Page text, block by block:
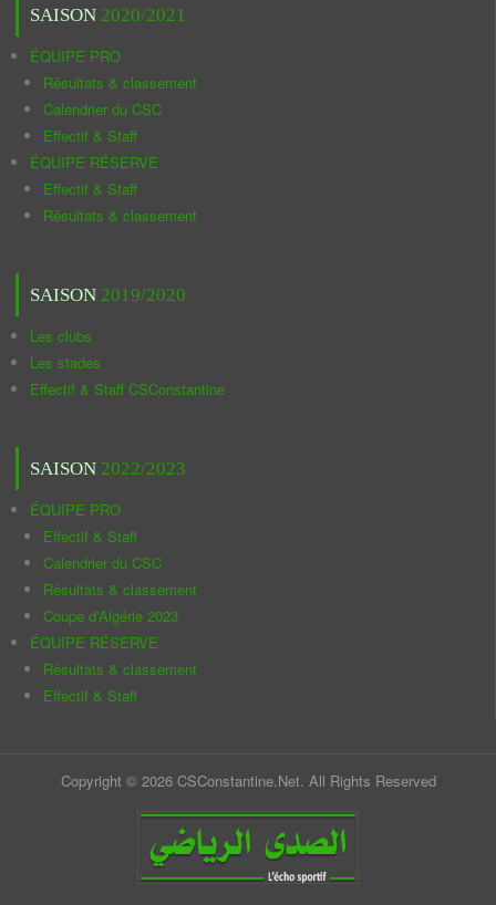
SAISON 2020/2021
ÉQUIPE PRO
Résultats & classement
Calendrier du CSC
Effectif & Staff
ÉQUIPE RÉSERVE
Effectif & Staff
Résultats & classement
SAISON 2019/2020
Les clubs
Les stades
Effectif & Staff CSConstantine
SAISON 2022/2023
ÉQUIPE PRO
Effectif & Staff
Calendrier du CSC
Résultats & classement
Coupe d'Algérie 2023
ÉQUIPE RÉSERVE
Résultats & classement
Effectif & Staff
Copyright © 2026 CSConstantine.Net. All Rights Reserved